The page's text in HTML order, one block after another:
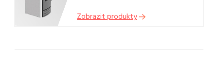
Zobrazit produkty